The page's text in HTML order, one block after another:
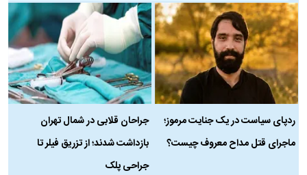
ردپای سیاست در یک جنایت مرموز؛
ماجرای قتل مداح معروف چیست؟
جراحان قلابی در شمال تهران
بازداشت شدند؛ از تزریق فیلر تا
جراحی پلک